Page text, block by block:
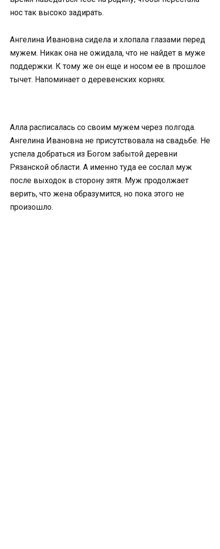
нос так высоко задирать.
Ангелина Ивановна сидела и хлопала глазами перед
мужем. Никак она не ожидала, что не найдет в муже
поддержки. К тому же он еще и носом ее в прошлое
тычет. Напоминает о деревенских корнях.
Алла расписалась со своим мужем через полгода.
Ангелина Ивановна не присутствовала на свадьбе. Не
успела добраться из Богом забытой деревни
Рязанской области. А именно туда ее сослал муж
после выходок в сторону зятя. Муж продолжает
верить, что жена образумится, но пока этого не
произошло.